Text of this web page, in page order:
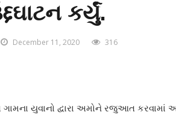
કર્યું.
December 11, 2020 316
ગામના યુવાનો દ્વારા અમોને રજુઆત